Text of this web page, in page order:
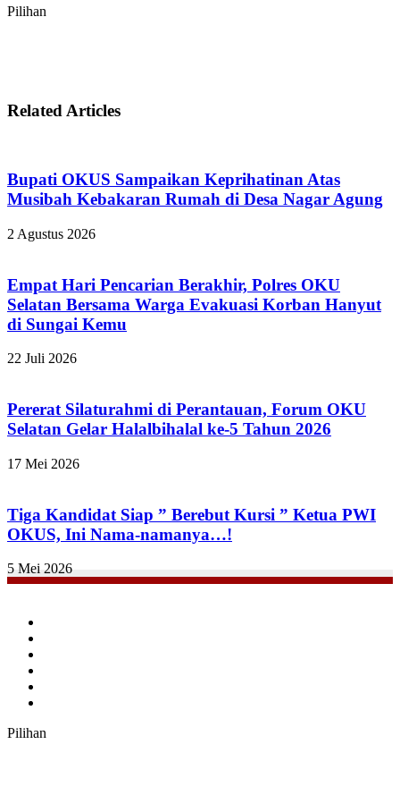
Pilihan
Related Articles
Bupati OKUS Sampaikan Keprihatinan Atas
Musibah Kebakaran Rumah di Desa Nagar Agung
2 Agustus 2026
Empat Hari Pencarian Berakhir, Polres OKU
Selatan Bersama Warga Evakuasi Korban Hanyut
di Sungai Kemu
22 Juli 2026
Pererat Silaturahmi di Perantauan, Forum OKU
Selatan Gelar Halalbihalal ke-5 Tahun 2026
17 Mei 2026
Tiga Kandidat Siap ” Berebut Kursi ” Ketua PWI
OKUS, Ini Nama-namanya…!
5 Mei 2026
Pilihan